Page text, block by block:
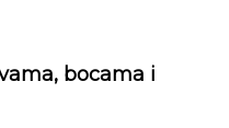
bocama i